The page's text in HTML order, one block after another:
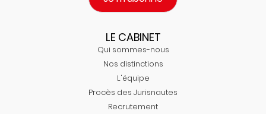
LE CABINET
Qui sommes-nous
Nos distinctions
L'équipe
Procès des Jurisnautes
Recrutement